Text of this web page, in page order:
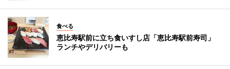
食べる
恵比寿駅前に立ち食いすし店「恵比寿駅前寿司」
ランチやデリバリーも